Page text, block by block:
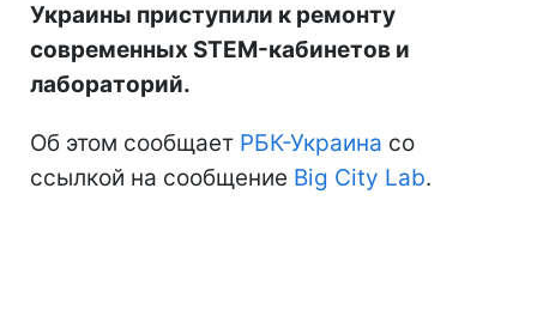
Украины приступили к ремонту
современных STEM-кабинетов и
лабораторий.
Об этом сообщает РБК-Украина со
ссылкой на сообщение Big City Lab.